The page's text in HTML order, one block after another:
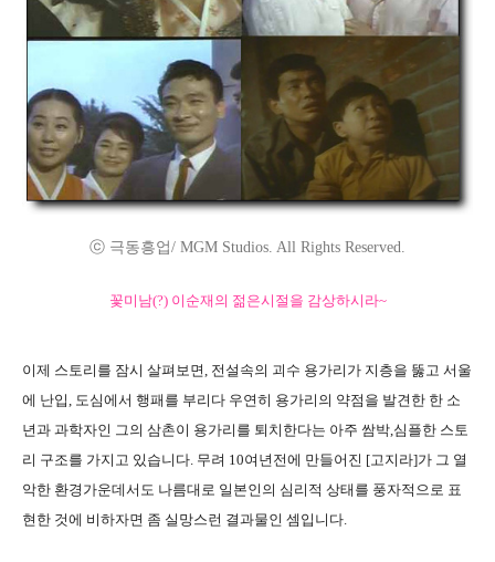
ⓒ 극동흥업/ MGM Studios. All Rights Reserved.
꽃미남(?) 이순재의 젊은시절을 감상하시라~
이제 스토리를 잠시 살펴보면, 전설속의 괴수 용가리가 지층을 뚫고 서울
에 난입, 도심에서 행패를 부리다 우연히 용가리의 약점을 발견한 한 소
년과 과학자인 그의 삼촌이 용가리를 퇴치한다는 아주 쌈박,심플한 스토
리 구조를 가지고 있습니다. 무려 10여년전에 만들어진 [고지라]가 그 열
악한 환경가운데서도 나름대로 일본인의 심리적 상태를 풍자적으로 표
현한 것에 비하자면 좀 실망스런 결과물인 셈입니다.